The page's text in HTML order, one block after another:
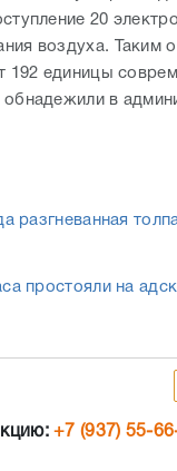
20
воздуха. Таким
192 единицы
в
разгневанная
простояли на
+7 (937) 55-